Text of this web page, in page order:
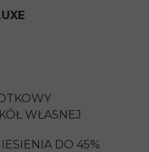
WŁASNEJ
DO 45%